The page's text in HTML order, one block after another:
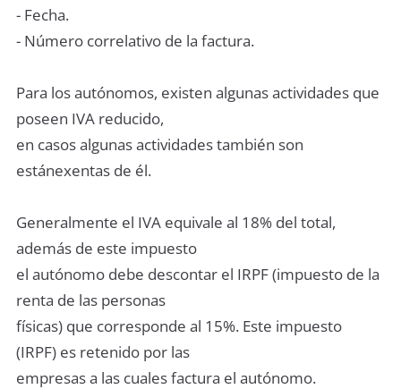
- Fecha.
- Número correlativo de la factura.
Para los autónomos, existen algunas actividades que
poseen IVA reducido,
en casos algunas actividades también son
estánexentas de él.
Generalmente el IVA equivale al 18% del total,
además de este impuesto
el autónomo debe descontar el IRPF (impuesto de la
renta de las personas
físicas) que corresponde al 15%. Este impuesto
(IRPF) es retenido por las
empresas a las cuales factura el autónomo.